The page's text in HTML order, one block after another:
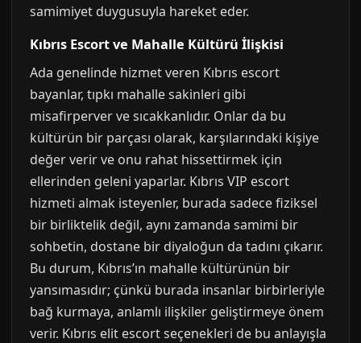
samimiyet duygusuyla hareket eder.
Kıbrıs Escort ve Mahalle Kültürü İlişkisi
Ada genelinde hizmet veren Kıbrıs escort
bayanlar, tıpkı mahalle sakinleri gibi
misafirperver ve sıcakkanlıdır. Onlar da bu
kültürün bir parçası olarak, karşılarındaki kişiye
değer verir ve onu rahat hissettirmek için
ellerinden geleni yaparlar. Kıbrıs VIP escort
hizmeti almak isteyenler, burada sadece fiziksel
bir birliktelik değil, aynı zamanda samimi bir
sohbetin, dostane bir diyaloğun da tadını çıkarır.
Bu durum, Kıbrıs’ın mahalle kültürünün bir
yansımasıdır; çünkü burada insanlar birbirleriyle
bağ kurmaya, anlamlı ilişkiler geliştirmeye önem
verir. Kıbrıs elit escort seçenekleri de bu anlayışla